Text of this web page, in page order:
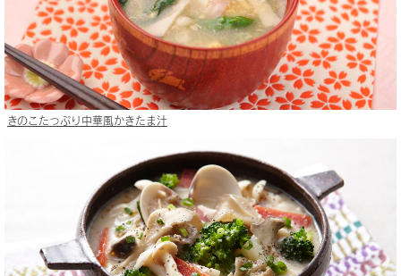
きのこたっぷり中華風かきたま汁